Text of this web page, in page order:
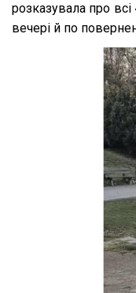
розказувала про
вечері й по